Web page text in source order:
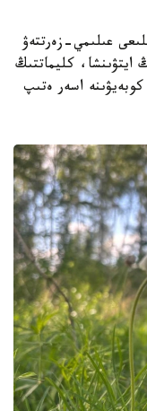
عىلىمي-زەرتتەۋ
ايتۋىنشا، كليماتتىڭ
اسەر ەتىپ